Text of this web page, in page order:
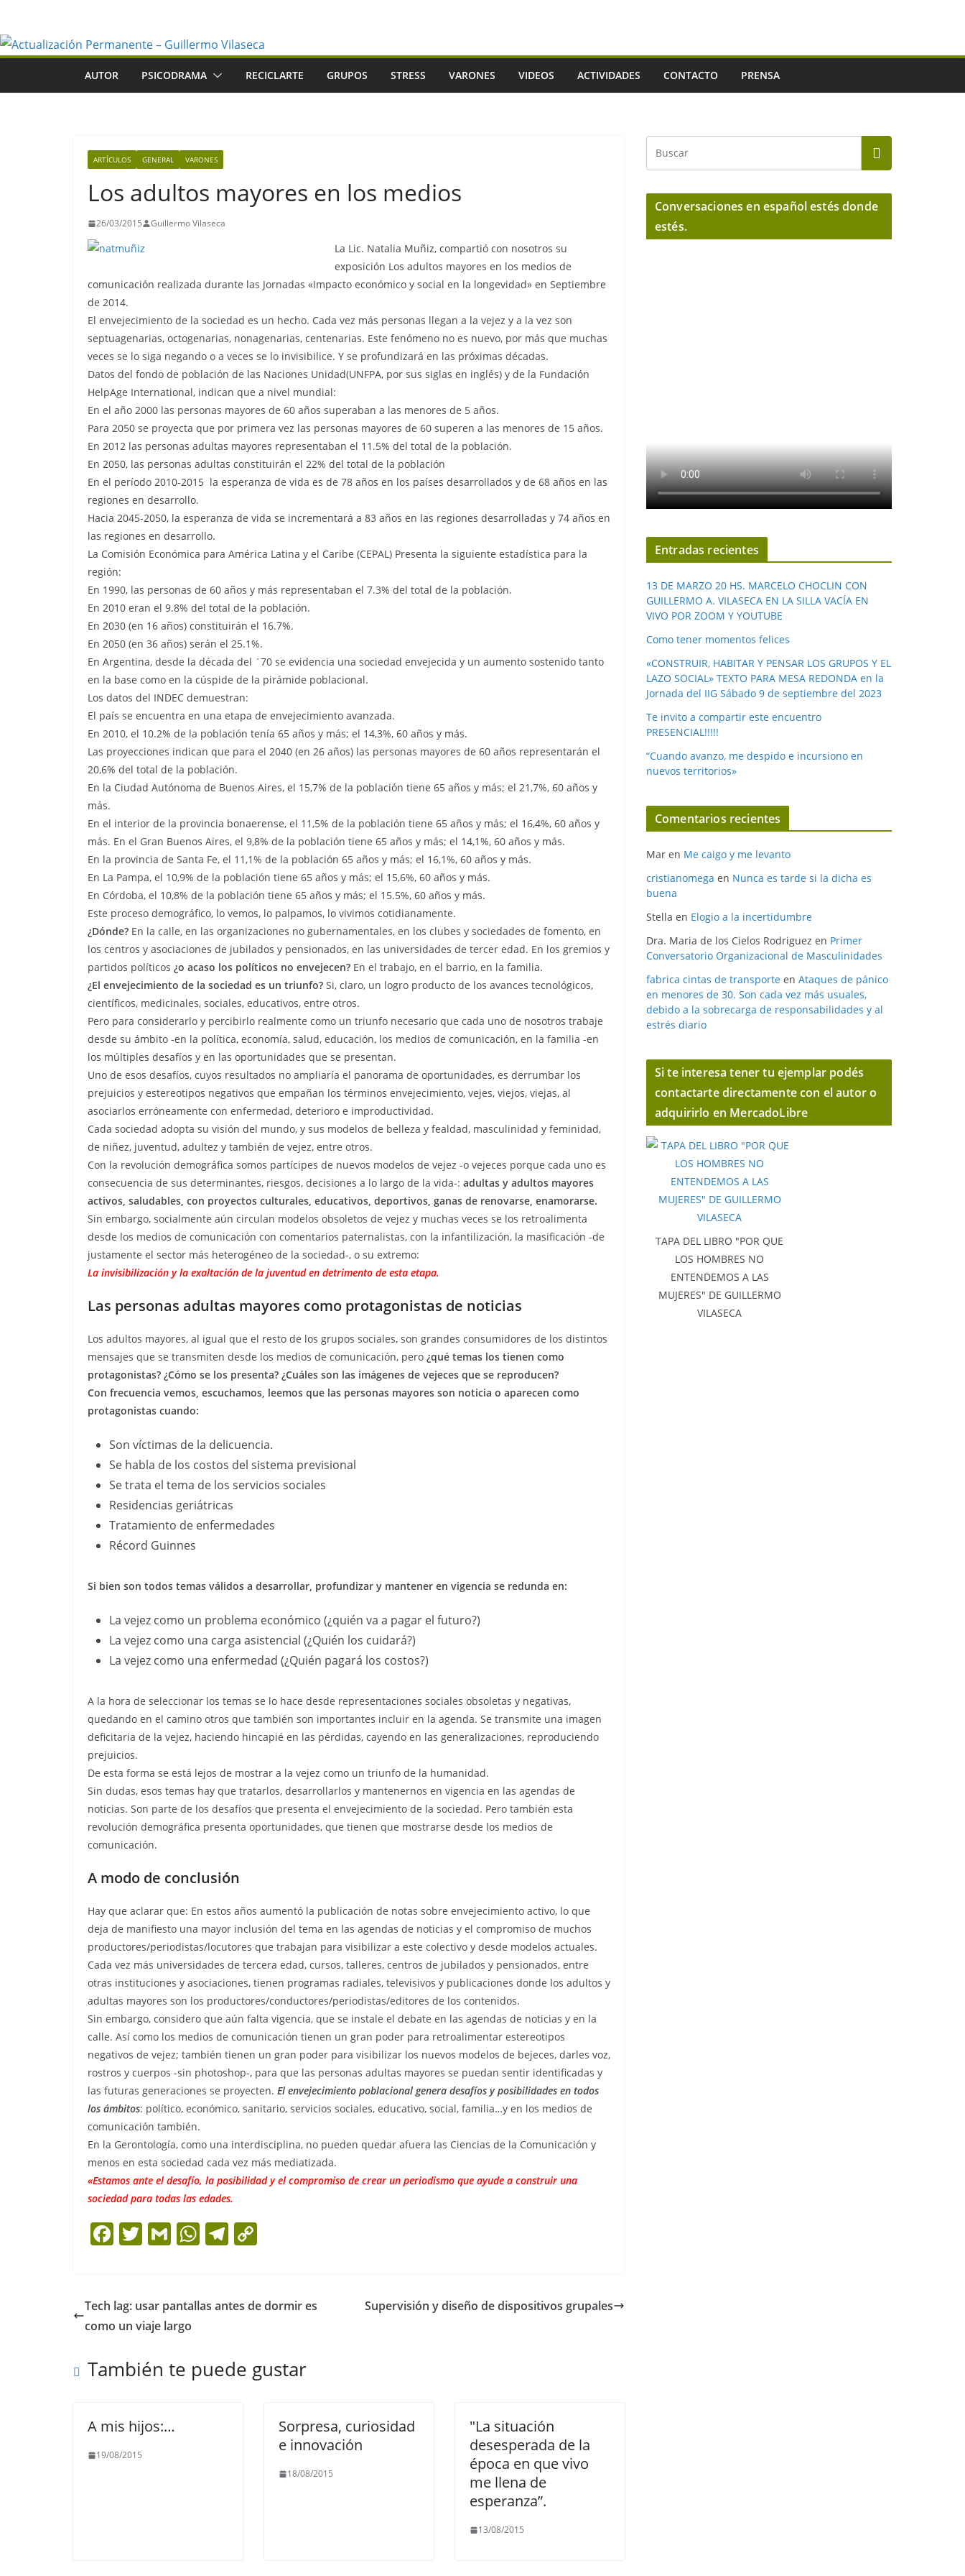
contenido
AUTOR PSICODRAMA RECICLARTE GRUPOS STRESS VARONES VIDEOS ACTIVIDADES CONTACTO PRENSA
ARTÍCULOS GENERAL VARONES
Los adultos mayores en los medios
26/03/2015 Guillermo Vilaseca
La Lic. Natalia Muñiz, compartió con nosotros su
exposición Los adultos mayores en los medios de
comunicación realizada durante las Jornadas «Impacto económico y social en la longevidad» en Septiembre
de 2014.
El envejecimiento de la sociedad es un hecho. Cada vez más personas llegan a la vejez y a la vez son
septuagenarias, octogenarias, nonagenarias, centenarias. Este fenómeno no es nuevo, por más que muchas
veces se lo siga negando o a veces se lo invisibilice. Y se profundizará en las próximas décadas.
Datos del fondo de población de las Naciones Unidad(UNFPA, por sus siglas en inglés) y de la Fundación
HelpAge International, indican que a nivel mundial:
En el año 2000 las personas mayores de 60 años superaban a las menores de 5 años.
Para 2050 se proyecta que por primera vez las personas mayores de 60 superen a las menores de 15 años.
En 2012 las personas adultas mayores representaban el 11.5% del total de la población.
En 2050, las personas adultas constituirán el 22% del total de la población
En el período 2010-2015 la esperanza de vida es de 78 años en los países desarrollados y de 68 años en las
regiones en desarrollo.
Hacia 2045-2050, la esperanza de vida se incrementará a 83 años en las regiones desarrolladas y 74 años en
las regiones en desarrollo.
La Comisión Económica para América Latina y el Caribe (CEPAL) Presenta la siguiente estadística para la
región:
En 1990, las personas de 60 años y más representaban el 7.3% del total de la población.
En 2010 eran el 9.8% del total de la población.
En 2030 (en 16 años) constituirán el 16.7%.
En 2050 (en 36 años) serán el 25.1%.
En Argentina, desde la década del ´70 se evidencia una sociedad envejecida y un aumento sostenido tanto
en la base como en la cúspide de la pirámide poblacional.
Los datos del INDEC demuestran:
El país se encuentra en una etapa de envejecimiento avanzada.
En 2010, el 10.2% de la población tenía 65 años y más; el 14,3%, 60 años y más.
Las proyecciones indican que para el 2040 (en 26 años) las personas mayores de 60 años representarán el
20,6% del total de la población.
En la Ciudad Autónoma de Buenos Aires, el 15,7% de la población tiene 65 años y más; el 21,7%, 60 años y
más.
En el interior de la provincia bonaerense, el 11,5% de la población tiene 65 años y más; el 16,4%, 60 años y
más. En el Gran Buenos Aires, el 9,8% de la población tiene 65 años y más; el 14,1%, 60 años y más.
En la provincia de Santa Fe, el 11,1% de la población 65 años y más; el 16,1%, 60 años y más.
En La Pampa, el 10,9% de la población tiene 65 años y más; el 15,6%, 60 años y más.
En Córdoba, el 10,8% de la población tiene 65 años y más; el 15.5%, 60 años y más.
Este proceso demográfico, lo vemos, lo palpamos, lo vivimos cotidianamente.
¿Dónde? En la calle, en las organizaciones no gubernamentales, en los clubes y sociedades de fomento, en
los centros y asociaciones de jubilados y pensionados, en las universidades de tercer edad. En los gremios y
partidos políticos ¿o acaso los políticos no envejecen? En el trabajo, en el barrio, en la familia.
¿El envejecimiento de la sociedad es un triunfo? Si, claro, un logro producto de los avances tecnológicos,
científicos, medicinales, sociales, educativos, entre otros.
Pero para considerarlo y percibirlo realmente como un triunfo necesario que cada uno de nosotros trabaje
desde su ámbito -en la política, economía, salud, educación, los medios de comunicación, en la familia -en
los múltiples desafíos y en las oportunidades que se presentan.
Uno de esos desafíos, cuyos resultados no ampliaría el panorama de oportunidades, es derrumbar los
prejuicios y estereotipos negativos que empañan los términos envejecimiento, vejes, viejos, viejas, al
asociarlos erróneamente con enfermedad, deterioro e improductividad.
Cada sociedad adopta su visión del mundo, y sus modelos de belleza y fealdad, masculinidad y feminidad,
de niñez, juventud, adultez y también de vejez, entre otros.
Con la revolución demográfica somos partícipes de nuevos modelos de vejez -o vejeces porque cada uno es
consecuencia de sus determinantes, riesgos, decisiones a lo largo de la vida-: adultas y adultos mayores
activos, saludables, con proyectos culturales, educativos, deportivos, ganas de renovarse, enamorarse.
Sin embargo, socialmente aún circulan modelos obsoletos de vejez y muchas veces se los retroalimenta
desde los medios de comunicación con comentarios paternalistas, con la infantilización, la masificación -de
justamente el sector más heterogéneo de la sociedad-, o su extremo:
La invisibilización y la exaltación de la juventud en detrimento de esta etapa.
Las personas adultas mayores como protagonistas de noticias
Los adultos mayores, al igual que el resto de los grupos sociales, son grandes consumidores de los distintos
mensajes que se transmiten desde los medios de comunicación, pero ¿qué temas los tienen como
protagonistas? ¿Cómo se los presenta? ¿Cuáles son las imágenes de vejeces que se reproducen?
Con frecuencia vemos, escuchamos, leemos que las personas mayores son noticia o aparecen como
protagonistas cuando:
Son víctimas de la delicuencia.
Se habla de los costos del sistema previsional
Se trata el tema de los servicios sociales
Residencias geriátricas
Tratamiento de enfermedades
Récord Guinnes
Si bien son todos temas válidos a desarrollar, profundizar y mantener en vigencia se redunda en:
La vejez como un problema económico (¿quién va a pagar el futuro?)
La vejez como una carga asistencial (¿Quién los cuidará?)
La vejez como una enfermedad (¿Quién pagará los costos?)
A la hora de seleccionar los temas se lo hace desde representaciones sociales obsoletas y negativas,
quedando en el camino otros que también son importantes incluir en la agenda. Se transmite una imagen
deficitaria de la vejez, haciendo hincapié en las pérdidas, cayendo en las generalizaciones, reproduciendo
prejuicios.
De esta forma se está lejos de mostrar a la vejez como un triunfo de la humanidad.
Sin dudas, esos temas hay que tratarlos, desarrollarlos y mantenernos en vigencia en las agendas de
noticias. Son parte de los desafíos que presenta el envejecimiento de la sociedad. Pero también esta
revolución demográfica presenta oportunidades, que tienen que mostrarse desde los medios de
comunicación.
A modo de conclusión
Hay que aclarar que: En estos años aumentó la publicación de notas sobre envejecimiento activo, lo que
deja de manifiesto una mayor inclusión del tema en las agendas de noticias y el compromiso de muchos
productores/periodistas/locutores que trabajan para visibilizar a este colectivo y desde modelos actuales.
Cada vez más universidades de tercera edad, cursos, talleres, centros de jubilados y pensionados, entre
otras instituciones y asociaciones, tienen programas radiales, televisivos y publicaciones donde los adultos y
adultas mayores son los productores/conductores/periodistas/editores de los contenidos.
Sin embargo, considero que aún falta vigencia, que se instale el debate en las agendas de noticias y en la
calle. Así como los medios de comunicación tienen un gran poder para retroalimentar estereotipos
negativos de vejez; también tienen un gran poder para visibilizar los nuevos modelos de bejeces, darles voz,
rostros y cuerpos -sin photoshop-, para que las personas adultas mayores se puedan sentir identificadas y
las futuras generaciones se proyecten. El envejecimiento poblacional genera desafíos y posibilidades en todos
los ámbitos: político, económico, sanitario, servicios sociales, educativo, social, familia…y en los medios de
comunicación también.
En la Gerontología, como una interdisciplina, no pueden quedar afuera las Ciencias de la Comunicación y
menos en esta sociedad cada vez más mediatizada.
«Estamos ante el desafío, la posibilidad y el compromiso de crear un periodismo que ayude a construir una
sociedad para todas las edades.
F
e
b
o
T
er
G
l
W
s
p
T
gr y
k
Tech lag: usar pantallas antes de dormir es
como un viaje largo
Supervisión y diseño de dispositivos grupales
También te puede gustar
A mis hijos:…
19/08/2015
Sorpresa, curiosidad
e innovación
18/08/2015
"La situación
desesperada de la
época en que vivo
me llena de
esperanza”.
13/08/2015
Conversaciones en español estés donde
estés.
Entradas recientes
13 DE MARZO 20 HS. MARCELO CHOCLIN CON
GUILLERMO A. VILASECA EN LA SILLA VACÍA EN
VIVO POR ZOOM Y YOUTUBE
Como tener momentos felices
«CONSTRUIR, HABITAR Y PENSAR LOS GRUPOS Y EL
LAZO SOCIAL» TEXTO PARA MESA REDONDA en la
Jornada del IIG Sábado 9 de septiembre del 2023
Te invito a compartir este encuentro
PRESENCIAL!!!!!
“Cuando avanzo, me despido e incursiono en
nuevos territorios»
Comentarios recientes
Mar en Me caigo y me levanto
cristianomega en Nunca es tarde si la dicha es
buena
Stella en Elogio a la incertidumbre
Dra. Maria de los Cielos Rodriguez en Primer
Conversatorio Organizacional de Masculinidades
fabrica cintas de transporte en Ataques de pánico
en menores de 30. Son cada vez más usuales,
debido a la sobrecarga de responsabilidades y al
estrés diario
Si te interesa tener tu ejemplar podés
contactarte directamente con el autor o
adquirirlo en MercadoLibre
TAPA DEL LIBRO "POR QUE
LOS HOMBRES NO
ENTENDEMOS A LAS
MUJERES" DE GUILLERMO
VILASECA